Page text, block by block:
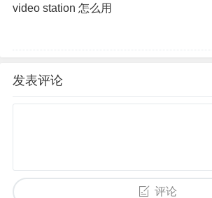
video station 怎么用
发表评论
评论